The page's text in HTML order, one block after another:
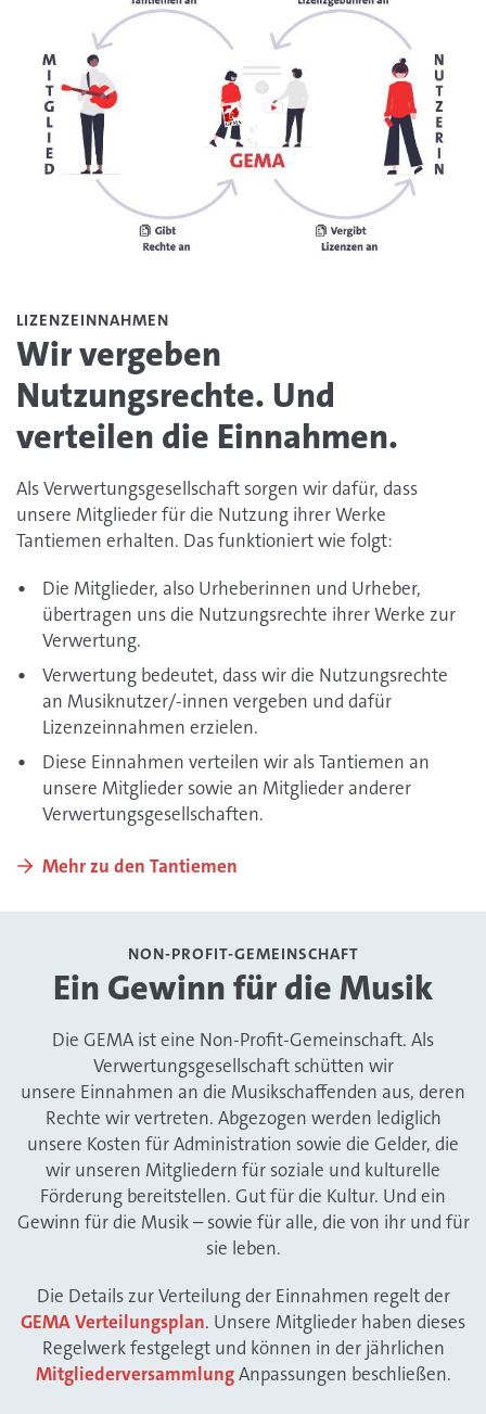
LIZENZEINNAHMEN
Wir vergeben
Nutzungsrechte. Und
verteilen die Einnahmen.
Als Verwertungsgesellschaft sorgen wir dafür, dass
unsere Mitglieder für die Nutzung ihrer Werke
Tantiemen erhalten. Das funktioniert wie folgt:
Die Mitglieder, also Urheberinnen und Urheber,
übertragen uns die Nutzungsrechte ihrer Werke zur
Verwertung.
Verwertung bedeutet, dass wir die Nutzungsrechte
an Musiknutzer/-innen vergeben und dafür
Lizenzeinnahmen erzielen.
Diese Einnahmen verteilen wir als Tantiemen an
unsere Mitglieder sowie an Mitglieder anderer
Verwertungsgesellschaften.
Mehr zu den Tantiemen
NON-PROFIT-GEMEINSCHAFT
Ein Gewinn für die Musik
Die GEMA ist eine Non-Profit-Gemeinschaft. Als
Verwertungsgesellschaft schütten wir
unsere Einnahmen an die Musikschaffenden aus, deren
Rechte wir vertreten. Abgezogen werden lediglich
unsere Kosten für Administration sowie die Gelder, die
wir unseren Mitgliedern für soziale und kulturelle
Förderung bereitstellen. Gut für die Kultur. Und ein
Gewinn für die Musik – sowie für alle, die von ihr und für
sie leben.
Die Details zur Verteilung der Einnahmen regelt der
GEMA Verteilungsplan. Unsere Mitglieder haben dieses
Regelwerk festgelegt und können in der jährlichen
MitgliederversammlungAnpassungen beschließen.